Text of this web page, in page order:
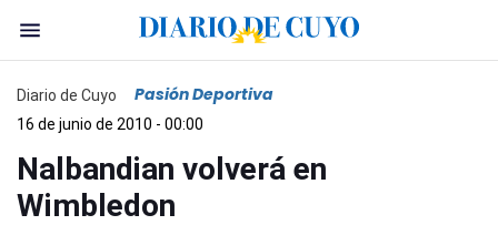
Diario de Cuyo Pasión Deportiva
16 de junio de 2010 - 00:00
Nalbandian volverá en
Wimbledon